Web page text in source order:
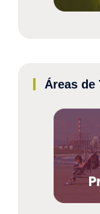
Áreas de